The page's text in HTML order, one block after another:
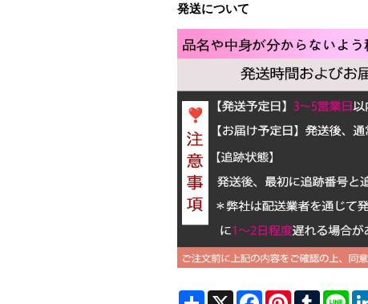
発送について
ShareX FacebookPinterestTumblrLine